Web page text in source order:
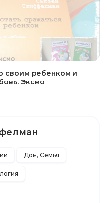
своим ребенком и
Эксмо
Дом, Семья